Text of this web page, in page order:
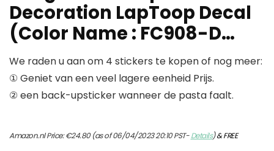
Decoration LapToop Decal
(Color Name : FC908-D…
We raden u aan om 4 stickers te kopen of nog meer:
① Geniet van een veel lagere eenheid Prijs.
② een back-upsticker wanneer de pasta faalt.
Amazon.nl Price:€24.80(as of 06/04/2023 20:10 PST-Details)&FREE